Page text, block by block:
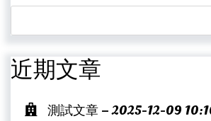
近期文章
測試文章 – 2025-12-09